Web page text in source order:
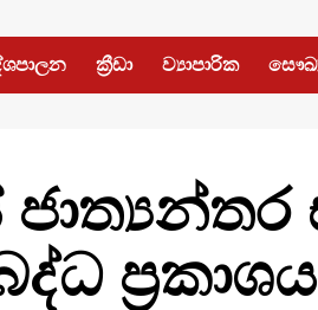
ක්‍රීඩා ව්‍යාපාරික